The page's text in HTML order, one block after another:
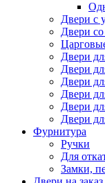
Двери с
Двери
Двери
Двери
Двери
Двери
Двери
Двери
Фурнитура
Ручки
Для
Замки,